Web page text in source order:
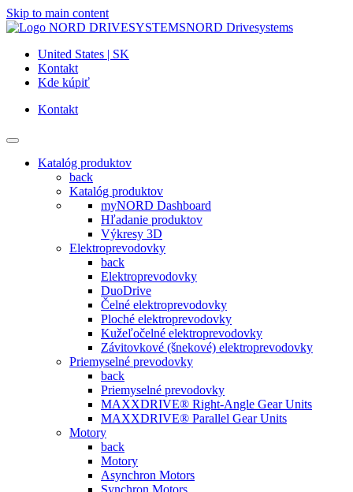
Skip to main content
NORD Drivesystems
United States | SK
Kontakt
Kde kúpiť
Kontakt
Katalóg produktov
back
Katalóg produktov
myNORD Dashboard
Hľadanie produktov
Výkresy 3D
Elektroprevodovky
back
Elektroprevodovky
DuoDrive
Čelné elektroprevodovky
Ploché elektroprevodovky
Kužeľočelné elektroprevodovky
Závitovkové (šnekové) elektroprevodovky
Priemyselné prevodovky
back
Priemyselné prevodovky
MAXXDRIVE® Right-Angle Gear Units
MAXXDRIVE® Parallel Gear Units
Motory
back
Motory
Asynchron Motors
Synchron Motors